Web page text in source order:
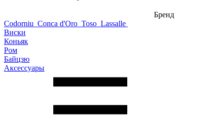
Бренд
Codorniu Conca d'Oro Toso Lassalle
Виски
Коньяк
Ром
Байцзю
Аксессуары